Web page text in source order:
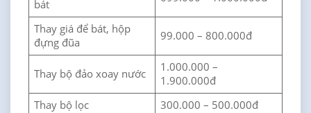
bát
Thay giá để bát, hộp
đựng đũa
99.000 – 800.000đ
Thay bộ đảo xoay nước
1.000.000 –
1.900.000đ
Thay bộ lọc
300.000 – 500.000đ